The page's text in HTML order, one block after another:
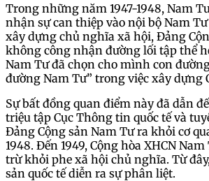
Trong những năm 1947-1948, Nam
nhận sự can thiệp vào nội bộ Nam Tư
xây dựng chủ nghĩa xã hội, Đảng
không công nhận đường lối tập thể
Nam Tư đã chọn cho mình con
đường Nam Tư” trong việc xây dựng
Sự bất đồng quan điểm này đã dẫn
triệu tập Cục Thông tin quốc tế và
Đảng Cộng sản Nam Tư ra khỏi cơ
1948. Đến 1949, Cộng hòa XHCN
trừ khỏi phe xã hội chủ nghĩa. Từ
sản quốc tế diễn ra sự phân liệt.